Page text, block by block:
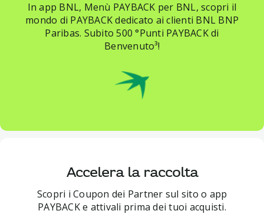
In app BNL, Menù PAYBACK per BNL, scopri il
mondo di PAYBACK dedicato ai clienti BNL BNP
Paribas. Subito 500 °Punti PAYBACK di
Benvenuto³!
Accelera la raccolta
Scopri i Coupon dei Partner sul sito o app
PAYBACK e attivali prima dei tuoi acquisti.